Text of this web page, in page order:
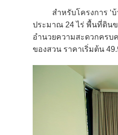
สำหรับโครงการ ‘บ้า
ประมาณ 24 ไร่ พื้นที่ดินข
อำนวยความสะดวกครบ
ของสวน ราคาเริ่มต้น